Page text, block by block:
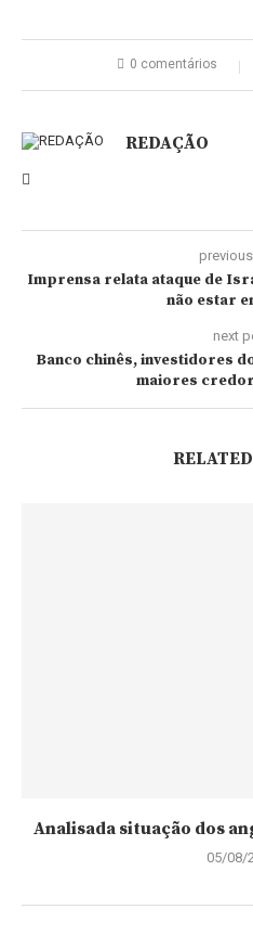
0 comentários
REDAÇÃO
Imprensa relata ataque de
não estar
next
Banco chinês, investidores
maiores
Analisada situação dos
05/08/